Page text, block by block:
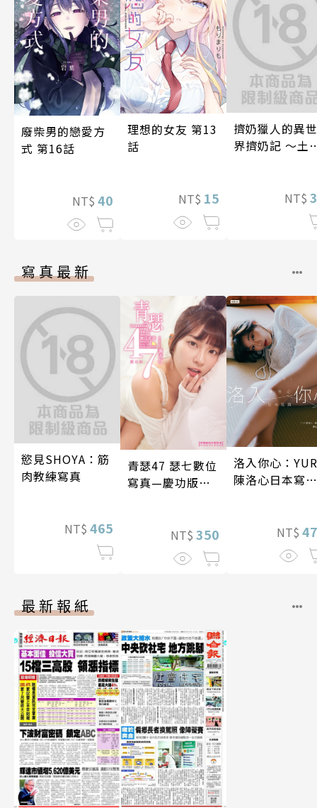
廢柴男的戀愛方
式 第16話
NT$ 40
理想的女友 第13
話
NT$ 15
擠奶獵人的異世
界擠奶記 ～土
其心醉神迷～
NT$
寫真最新
慾見SHOYA：筋
肉教練寫真
NT$ 465
青瑟47 瑟七數位
寫真—慶功版
NT$ 350
洛入你心：
陳洛心日本寫真
NT$
最新報紙